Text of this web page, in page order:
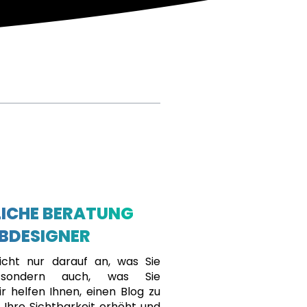
BERATUNG
nur darauf an, was Sie
auch, was Sie
helfen Ihnen, einen Blog zu